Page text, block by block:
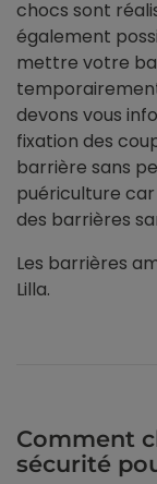
chocs sont
également
mettre votre
devons vous
fixation des
barrière sans
puériculture
des barrières
Les barrières
Lilla.
Comment
sécurité